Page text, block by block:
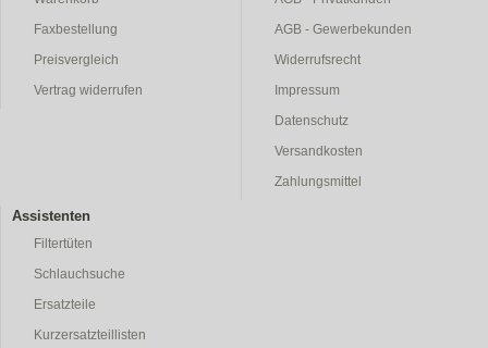
Faxbestellung
Preisvergleich
Vertrag widerrufen
AGB - Gewerbekunden
Widerrufsrecht
Impressum
Datenschutz
Versandkosten
Zahlungsmittel
Assistenten
Filtertüten
Schlauchsuche
Ersatzteile
Kurzersatzteillisten